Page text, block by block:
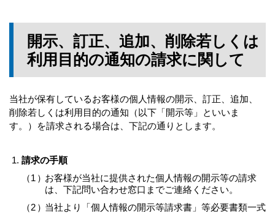
開示、訂正、追加、削除若しくは
利用目的の通知の請求に関して
当社が保有しているお客様の個人情報の開示、訂正、追加、
削除若しくは利用目的の通知（以下「開示等」といいま
す。）を請求される場合は、下記の通りとします。
請求の手順
お客様が当社に提供された個人情報の開示等の請求
は、下記問い合わせ窓口までご連絡ください。
当社より「個人情報の開示等請求書」等必要書類一式